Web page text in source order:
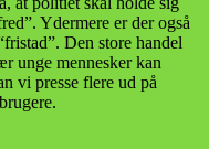
Ydermere er der også
Den store handel
unge mennesker kan
vi presse flere ud på